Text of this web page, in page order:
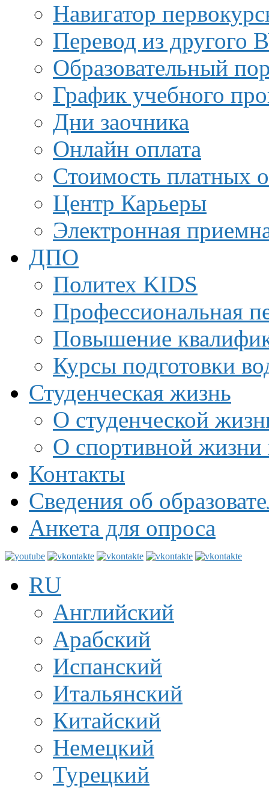
Навигатор
Перевод из другого
Образовательный
График учебного
Дни заочника
Онлайн оплата
Стоимость платных
Центр Карьеры
Электронная
ДПО
Политех KIDS
Профессиональная
Повышение
Курсы подготовки
Студенческая жизнь
О студенческой
О спортивной жизни
Контакты
Сведения об
Анкета для опроса
RU
Английский
Арабский
Испанский
Итальянский
Китайский
Немецкий
Турецкий